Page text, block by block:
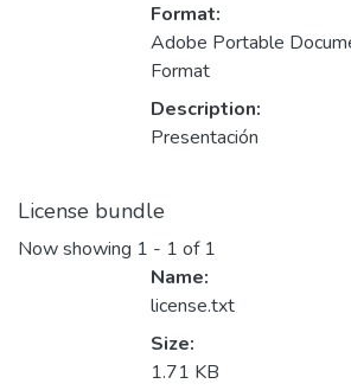
Format:
Adobe Portable
Format
Description:
Presentación
License bundle
Now showing 1 - 1 of 1
Name:
license.txt
Size:
1.71 KB